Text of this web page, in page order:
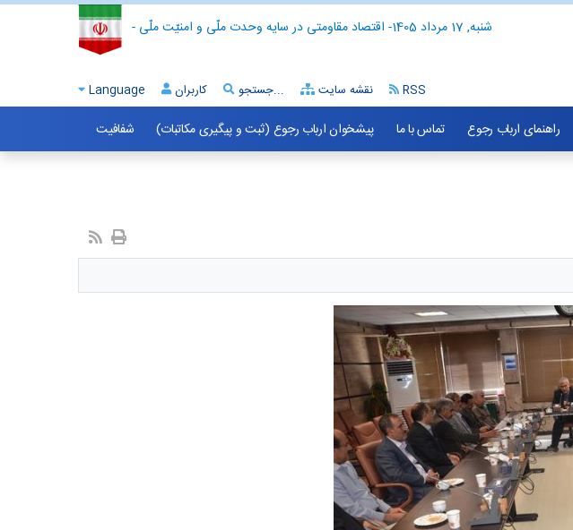
- اقتصاد مقاومتی در سایه وحدت ملّی و امنیّت ملّی - شنبه, 17 مرداد 1405
Language کاربران جستجو... نقشه سایت RSS
راهنمای ارباب رجوع تماس با ما پیشخوان ارباب رجوع (ثبت و پیگیری مکاتبات)
شفافیت